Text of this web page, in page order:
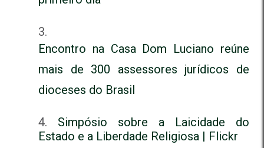
Encontro na Casa Dom Luciano reúne
mais de 300 assessores jurídicos de
dioceses do Brasil
Simpósio sobre a Laicidade do
Estado e a Liberdade Religiosa | Flickr